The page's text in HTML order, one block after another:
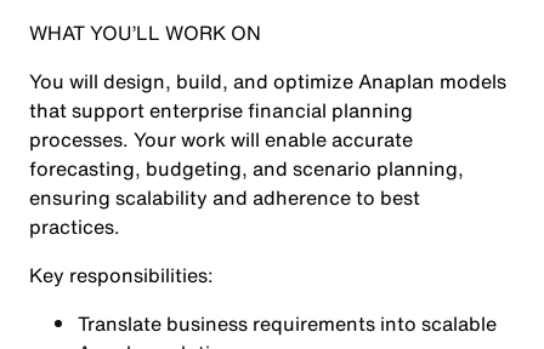
WHAT YOU’LL WORK ON
You will design, build, and optimize Anaplan models
that support enterprise financial planning
processes. Your work will enable accurate
forecasting, budgeting, and scenario planning,
ensuring scalability and adherence to best
practices.
Key responsibilities:
Translate business requirements into scalable